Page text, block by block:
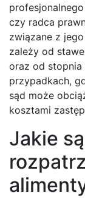
czy radca
związane z
zależy od
oraz od stopnia
przypadkach,
sąd może
kosztami
Jakie